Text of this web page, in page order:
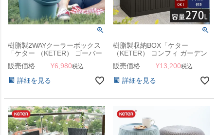
樹脂製2WAYクーラーボックス
「ケター （KETER） ゴーバー
（Go Bar）」
販売価格 ¥6,980税込
詳細を見る
樹脂製収納BOX「ケター
（KETER） コンフィ ガーデン
ボックス（COMFY GARDEN
BOX）」
販売価格 ¥13,200税込
詳細を見る